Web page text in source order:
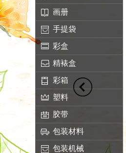
画册
手提袋
彩盒
精裱盒
彩箱
塑料
胶带
包装材料
包装机械